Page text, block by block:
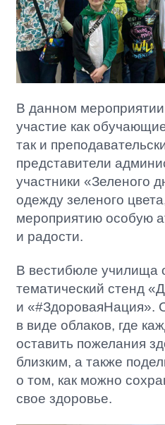
В данном
участие как
так и
представители
участники «Зеленого
одежду зеленого
мероприятию особую
и радости.
В вестибюле училища
тематический стенд
и «#ЗдороваяНация».
в виде облаков, где
оставить пожелания
близким, а также
о том, как можно
свое здоровье.